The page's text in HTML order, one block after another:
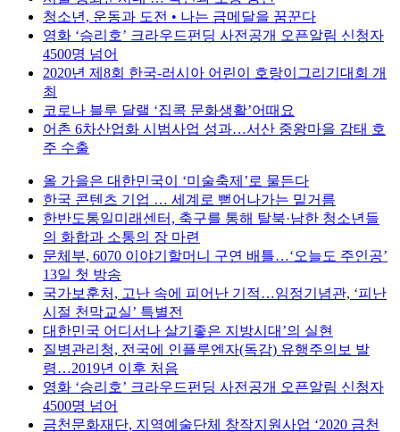
청소년, 운동과 도전 • 나는 금메달을 꿈꾼다
영화 ‘승리호’ 크라우드펀딩 사전공개 오픈알림 신청자
4500명 넘어
2020년 제8회 한국-러시아 어린이 호랑이그리기대회 개
최
코로나 블루 달랠 ‘집콕 문화생활’어때요
어촌 6차산업화 시범사업 성과…서산 중왕마을 감태 호
주 수출
올 가을은 대한민국이 ‘미술축제’로 물든다
한국 콘텐츠 기업 … 세계로 뻗어나가는 밑거름
한반도통일미래센터, 축구를 통해 탈북·남한 청소년들
의 화합과 소통의 장 마련
문체부, 6070 이야기할머니 구연 배틀…‘오늘도 주인공’
13일 첫 방송
국가보훈처, 고난 속에 피어난 기적…임정기념관, ‘피난
시절 천막교실’ 특별전
대한민국 어디서나 살기좋은 지방시대’의 실현
질병관리청, 전국에 인플루엔자(독감) 유행주의보 발
령…2019년 이후 처음
영화 ‘승리호’ 크라우드펀딩 사전공개 오픈알림 신청자
4500명 넘어
금천문화재단, 지역예술단체 창작지원사업 ‘2020 금천